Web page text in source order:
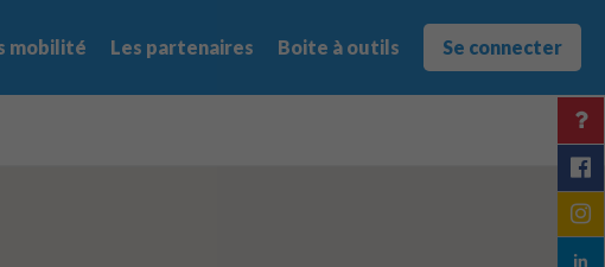
mobilité Les partenaires Boite à outils Se connecter